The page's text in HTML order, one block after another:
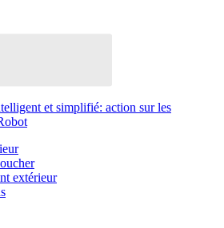
et simplifié: action sur les
extérieur